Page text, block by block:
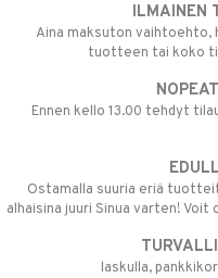
ILMAINEN
Aina maksuton
tuotteen tai koko
Ennen kello 13.00 tehdyt
Ostamalla suuria eriä
alhaisina juuri Sinua varten!
laskulla,